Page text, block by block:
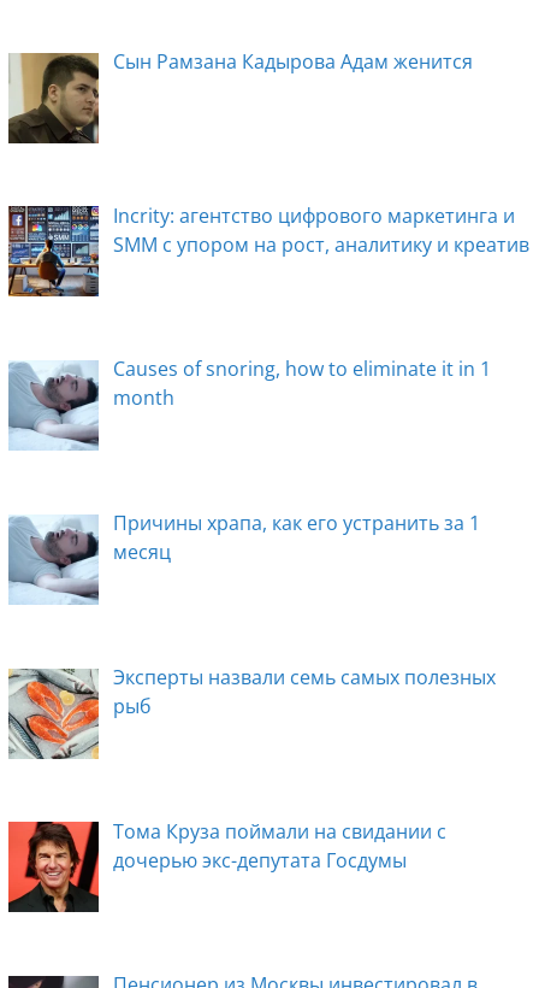
k ni
Сын Рамзана Кадырова Адам женится
Incrity: агентство цифрового маркетинга и
SMM с упором на рост, аналитику и креатив
Causes of snoring, how to eliminate it in 1
month
Причины храпа, как его устранить за 1
месяц
Эксперты назвали семь самых полезных
рыб
Тома Круза поймали на свидании с
дочерью экс-депутата Госдумы